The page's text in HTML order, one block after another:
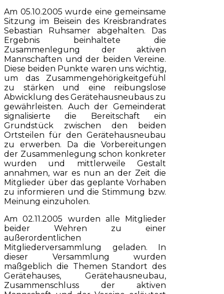
Am 05.10.2005 wurde eine gemeinsame
Sitzung im Beisein des Kreisbrandrates
Sebastian Ruhsamer abgehalten. Das
Ergebnis beinhaltete die
Zusammenlegung der aktiven
Mannschaften und der beiden Vereine.
Diese beiden Punkte waren uns wichtig,
um das Zusammengehörigkeitgefühl
zu stärken und eine reibungslose
Abwicklung des Gerätehausneubaus zu
gewährleisten. Auch der Gemeinderat
signalisierte die Bereitschaft ein
Grundstück zwischen den beiden
Ortsteilen für den Gerätehausneubau
zu erwerben. Da die Vorbereitungen
der Zusammenlegung schon konkreter
wurden und mittlerweile Gestalt
annahmen, war es nun an der Zeit die
Mitglieder über das geplante Vorhaben
zu informieren und die Stimmung bzw.
Meinung einzuholen.
Am 02.11.2005 wurden alle Mitglieder
beider Wehren zu einer
außerordentlichen
Mitgliederversammlung geladen. In
dieser Versammlung wurden
maßgeblich die Themen Standort des
Gerätehauses, Gerätehausneubau,
Zusammenschluss der aktiven